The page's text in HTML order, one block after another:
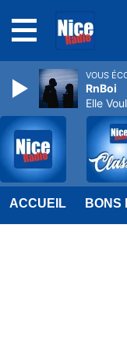
ACCUEIL BONS
VOUS
RnBoi
Elle